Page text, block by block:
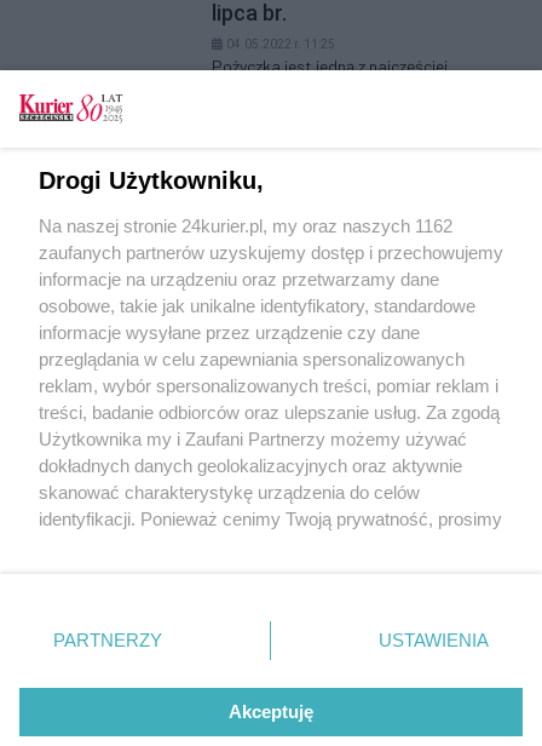
lipca br.
04.05.2022 r. 11:25
Pożyczka jest jedną z najczęściej
REKLAMA
Copyright © 2022 Kurier Szczeciński sp. z o.o.
Wszelkie prawa zastrzeżone
Nota wydawnicza
Nota prawna
Polityka prywatności
Reklama
Drogi Użytkowniku,
Na naszej stronie 24kurier.pl, my oraz naszych 1162
zaufanych partnerów uzyskujemy dostęp i przechowujemy
informacje na urządzeniu oraz przetwarzamy dane
osobowe, takie jak unikalne identyfikatory, standardowe
informacje wysyłane przez urządzenie czy dane
przeglądania w celu zapewniania spersonalizowanych
reklam, wybór spersonalizowanych treści, pomiar reklam i
treści, badanie odbiorców oraz ulepszanie usług. Za zgodą
Użytkownika my i Zaufani Partnerzy możemy używać
dokładnych danych geolokalizacyjnych oraz aktywnie
skanować charakterystykę urządzenia do celów
identyfikacji. Ponieważ cenimy Twoją prywatność, prosimy
prywatności znajdujący się w lewym dolnym rogu strony
. Niektóre rodzaje przetwarzania danych nie wymagają
takiemu przetwarzaniu. Preferencje będą miały
zastosowania tylko na tej witrynie.
PARTNERZY USTAWIENIA
Akceptuję